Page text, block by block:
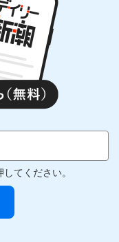
てください。